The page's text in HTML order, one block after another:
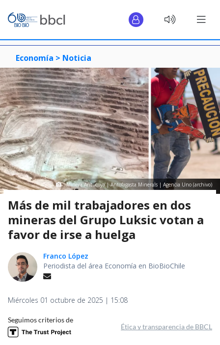
Economía > Noticia
Minera Antucoya | Antofagasta Minerals | Agencia Uno (archivo)
Más de mil trabajadores en dos
mineras del Grupo Luksic votan a
favor de irse a huelga
Franco López
Periodista del área Economía en BioBioChile
Miércoles 01 octubre de 2025 | 15:08
Seguimos criterios de
Ética y transparencia de BBCL